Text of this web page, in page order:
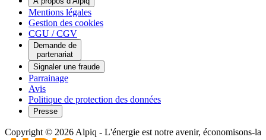
Mentions légales
Gestion des cookies
CGU / CGV
Demande de
partenariat
Signaler une fraude
Parrainage
Avis
Politique de protection des données
Presse
Copyright © 2026 Alpiq - L'énergie est notre avenir, économisons-la